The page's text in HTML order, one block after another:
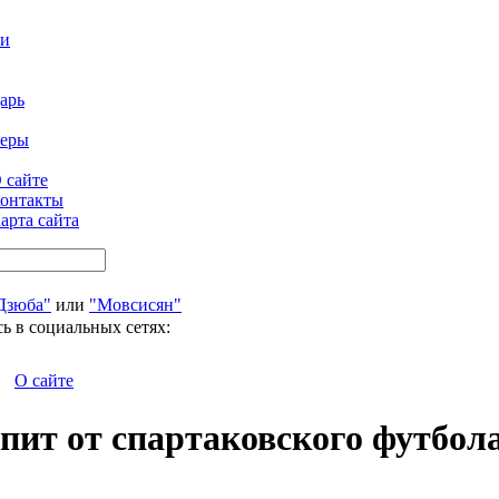
сайта
или "Мовсисян"
в социальных сетях:
О сайте
от спартаковского